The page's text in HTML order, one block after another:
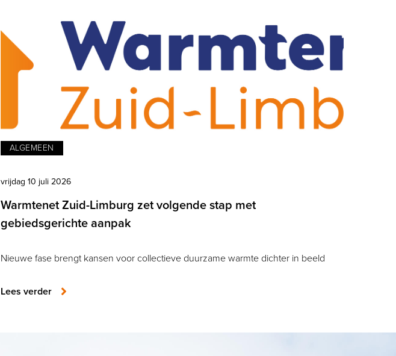
ALGEMEEN
vrijdag 10 juli 2026
Warmtenet Zuid-Limburg zet volgende stap met
gebiedsgerichte aanpak
Nieuwe fase brengt kansen voor collectieve duurzame warmte dichter in beeld
Lees verder